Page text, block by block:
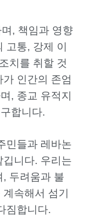
, 책임과 영향
고통, 강제 이
치를 취할 것
인간의 존엄
, 종교 유적지
합니다.
민들과 레바논
니다. 우리는
두려움과 불
속해서 섬기
짐합니다.